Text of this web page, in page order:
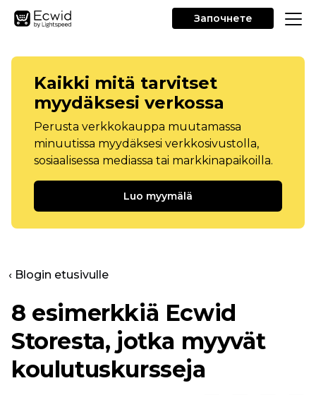
Започнете
Kaikki mitä tarvitset
myydäksesi verkossa
Perusta verkkokauppa muutamassa
minuutissa myydäksesi verkkosivustolla,
sosiaalisessa mediassa tai markkinapaikoilla.
Luo myymälä
‹ Blogin etusivulle
8 esimerkkiä Ecwid
Storesta, jotka myyvät
koulutuskursseja